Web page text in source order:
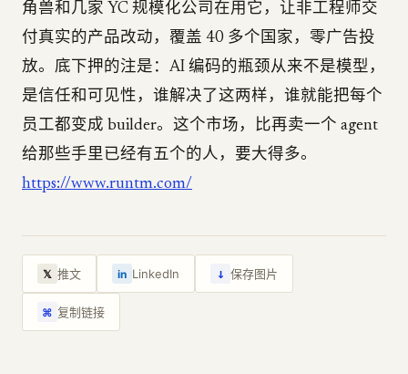
角兽和几家 YC 规模化公司在用它，让非工程师交
付真实的产品改动，覆盖 40 多个国家，零广告投
放。底下押的注是：AI 编码的瓶颈从来不是模型，
是信任和可见性，谁解决了这两样，谁就能把每个
员工都变成 builder。这个市场，比再卖一个 agent
给那些手里已经有五个的人，要大得多。
https://www.runtm.com/
𝕏 推文 in LinkedIn ↓ 保存图片
⌘ 复制链接